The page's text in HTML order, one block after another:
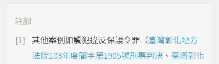
註腳
其他案例如觸犯違反保護令罪（臺灣彰化地方
法院103年度簡字第1905號刑事判決 、 臺灣彰化